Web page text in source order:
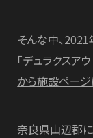
そんな中、
「デュラクスア
から施設ペー
奈良県山辺郡に